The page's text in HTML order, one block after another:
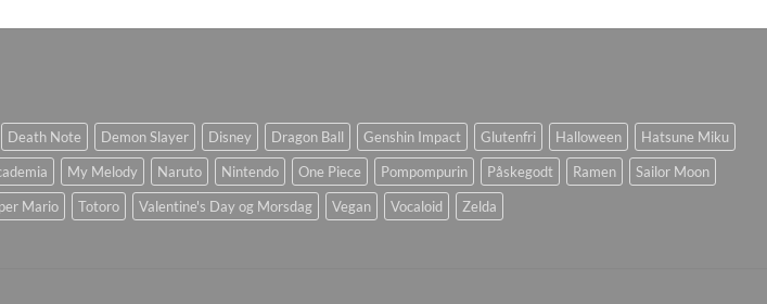
Death Note Demon Slayer Disney Dragon Ball Genshin Impact Glutenfri Halloween
Hatsune Miku
My Melody Naruto Nintendo One Piece Pompompurin Påskegodt Ramen
Sailor Moon
Mario Totoro Valentine's Day og Morsdag Vegan Vocaloid Zelda